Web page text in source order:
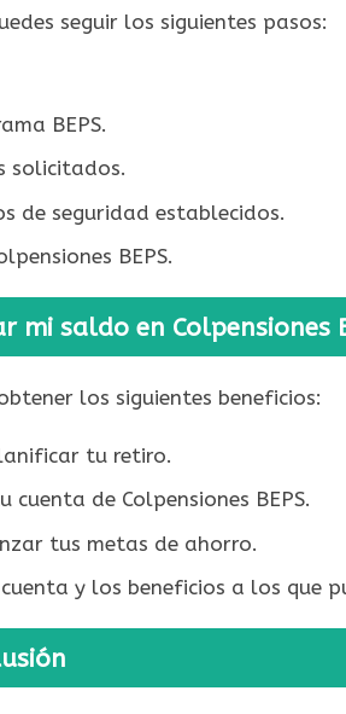
seguir los siguientes pasos:
BEPS.
solicitados.
de seguridad establecidos.
BEPS.
saldo en Colpensiones
los siguientes beneficios:
tu retiro.
de Colpensiones BEPS.
tus metas de ahorro.
y los beneficios a los que